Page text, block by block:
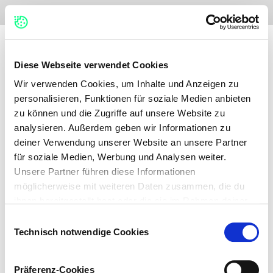
Diese Webseite verwendet Cookies
Wir verwenden Cookies, um Inhalte und Anzeigen zu
personalisieren, Funktionen für soziale Medien anbieten
zu können und die Zugriffe auf unsere Website zu
analysieren. Außerdem geben wir Informationen zu
deiner Verwendung unserer Website an unsere Partner
für soziale Medien, Werbung und Analysen weiter.
Unsere Partner führen diese Informationen
möglicherweise mit weiteren Daten zusammen, die du
Kategorien von Cookies: Technisch notwendige Cookies,
Technisch notwendige Cookies
Präferenz-Cookies